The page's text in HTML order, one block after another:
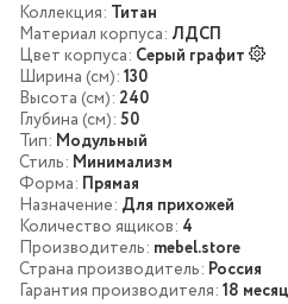
Коллекция: Титан
Материал корпуса: ЛДСП
Цвет корпуса: Серый графит
Ширина (см): 130
Высота (см): 240
Глубина (см): 50
Тип: Модульный
Стиль: Минимализм
Форма: Прямая
Назначение: Для прихожей
Количество ящиков: 4
Производитель: mebel.store
Страна производитель: Россия
Гарантия производителя: 18